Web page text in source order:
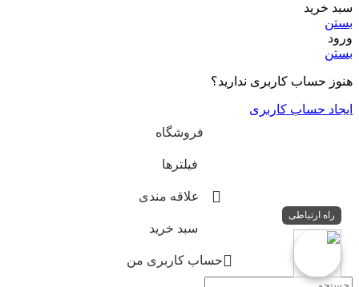
سبد خرید
بستن
ورود
بستن
هنوز حساب کاربری ندارید؟
ایجاد حساب کاربری
فروشگاه
فیلترها
علاقه مندی
سبد خرید
حساب کاربری من
راه ارتباطی